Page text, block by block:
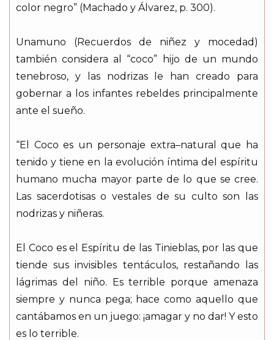
color negro” (Machado y Álvarez, p. 300).
Unamuno (Recuerdos de niñez y mocedad)
también considera al “coco” hijo de un mundo
tenebroso, y las nodrizas le han creado para
gobernar a los infantes rebeldes principalmente
ante el sueño.
“El Coco es un personaje extra–natural que ha
tenido y tiene en la evolución íntima del espíritu
humano mucha mayor parte de lo que se cree.
Las sacerdotisas o vestales de su culto son las
nodrizas y niñeras.
El Coco es el Espíritu de las Tinieblas, por las que
tiende sus invisibles tentáculos, restañando las
lágrimas del niño. Es terrible porque amenaza
siempre y nunca pega; hace como aquello que
cantábamos en un juego: ¡amagar y no dar! Y esto
es lo terrible.